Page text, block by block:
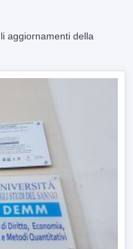
aggiornamenti della